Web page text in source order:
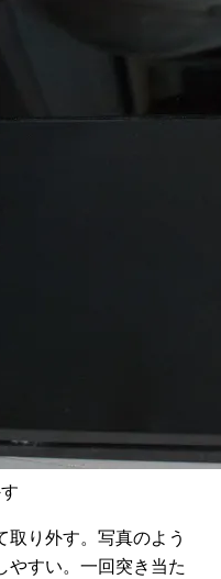
り外す。写真のよう
やすい。一回突き当た